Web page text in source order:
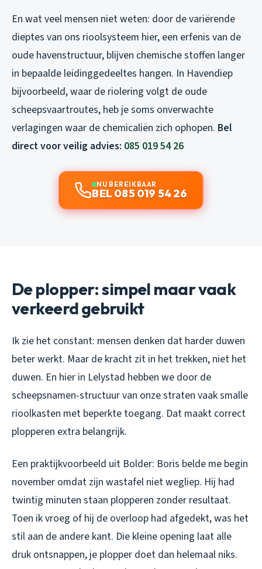
En wat veel mensen niet weten: door de variërende
dieptes van ons rioolsysteem hier, een erfenis van de
oude havenstructuur, blijven chemische stoffen langer
in bepaalde leidinggedeeltes hangen. In Havendiep
bijvoorbeeld, waar de riolering volgt de oude
scheepsvaartroutes, heb je soms onverwachte
verlagingen waar de chemicaliën zich ophopen. Bel
direct voor veilig advies: 085 019 54 26
NU BEREIKBAAR
BEL 085 019 54 26
De plopper: simpel maar vaak
verkeerd gebruikt
Ik zie het constant: mensen denken dat harder duwen
beter werkt. Maar de kracht zit in het trekken, niet het
duwen. En hier in Lelystad hebben we door de
scheepsnamen-structuur van onze straten vaak smalle
rioolkasten met beperkte toegang. Dat maakt correct
plopperen extra belangrijk.
Een praktijkvoorbeeld uit Bolder: Boris belde me begin
november omdat zijn wastafel niet wegliep. Hij had
twintig minuten staan plopperen zonder resultaat.
Toen ik vroeg of hij de overloop had afgedekt, was het
stil aan de andere kant. Die kleine opening laat alle
druk ontsnappen, je plopper doet dan helemaal niks.